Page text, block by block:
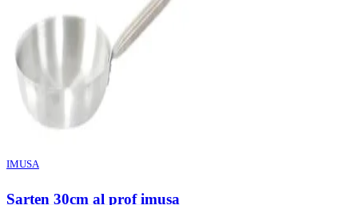
IMUSA
Sarten 30cm al prof imusa